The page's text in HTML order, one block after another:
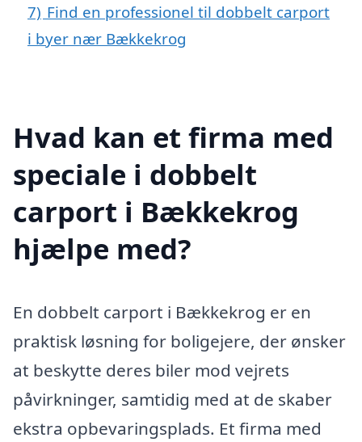
7) Find en professionel til dobbelt carport
i byer nær Bækkekrog
Hvad kan et firma med
speciale i dobbelt
carport i Bækkekrog
hjælpe med?
En dobbelt carport i Bækkekrog er en
praktisk løsning for boligejere, der ønsker
at beskytte deres biler mod vejrets
påvirkninger, samtidig med at de skaber
ekstra opbevaringsplads. Et firma med